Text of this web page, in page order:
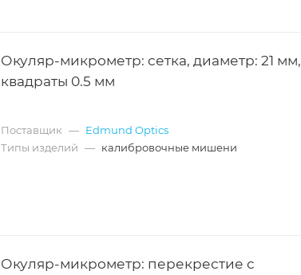
Окуляр-микрометр: сетка, диаметр: 21 мм,
квадраты 0.5 мм
Поставщик — Edmund Optics
Типы изделий — калибровочные мишени
Окуляр-микрометр: перекрестие с